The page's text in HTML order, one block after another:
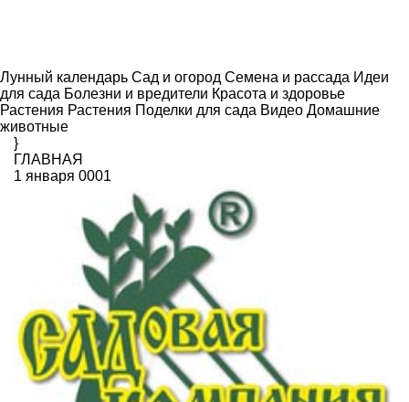
Лунный календарь Сад и огород Семена и рассада Идеи
для сада Болезни и вредители Красота и здоровье
Растения Растения Поделки для сада Видео Домашние
животные
}
ГЛАВНАЯ
1 января 0001